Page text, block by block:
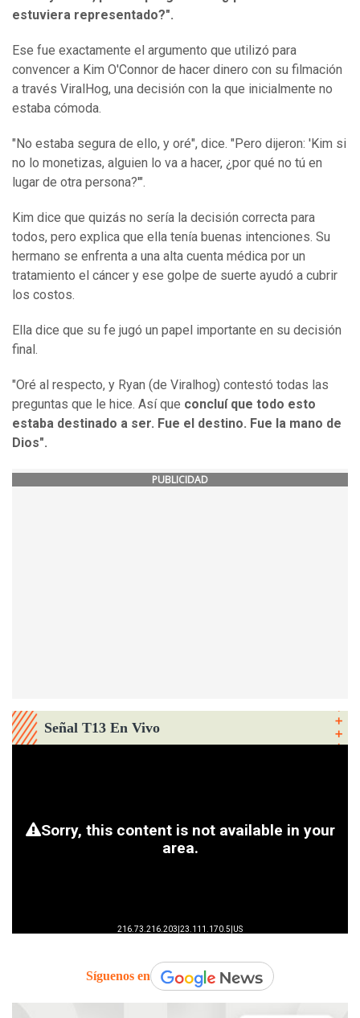
estuviera representado?".
Ese fue exactamente el argumento que utilizó para
convencer a Kim O'Connor de hacer dinero con su filmación
a través ViralHog, una decisión con la que inicialmente no
estaba cómoda.
"No estaba segura de ello, y oré", dice. "Pero dijeron: 'Kim si
no lo monetizas, alguien lo va a hacer, ¿por qué no tú en
lugar de otra persona?'".
Kim dice que quizás no sería la decisión correcta para
todos, pero explica que ella tenía buenas intenciones. Su
hermano se enfrenta a una alta cuenta médica por un
tratamiento el cáncer y ese golpe de suerte ayudó a cubrir
los costos.
Ella dice que su fe jugó un papel importante en su decisión
final.
"Oré al respecto, y Ryan (de Viralhog) contestó todas las
preguntas que le hice. Así que concluí que todo esto
estaba destinado a ser. Fue el destino. Fue la mano de
Dios".
PUBLICIDAD
Señal T13 En Vivo
Síguenos en